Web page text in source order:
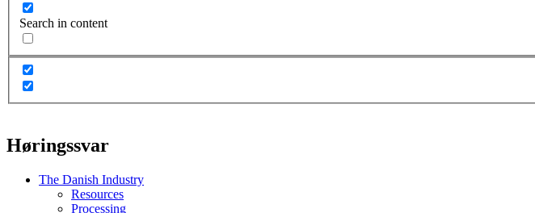
Search in content
Høringssvar
The Danish Industry
Resources
Processing